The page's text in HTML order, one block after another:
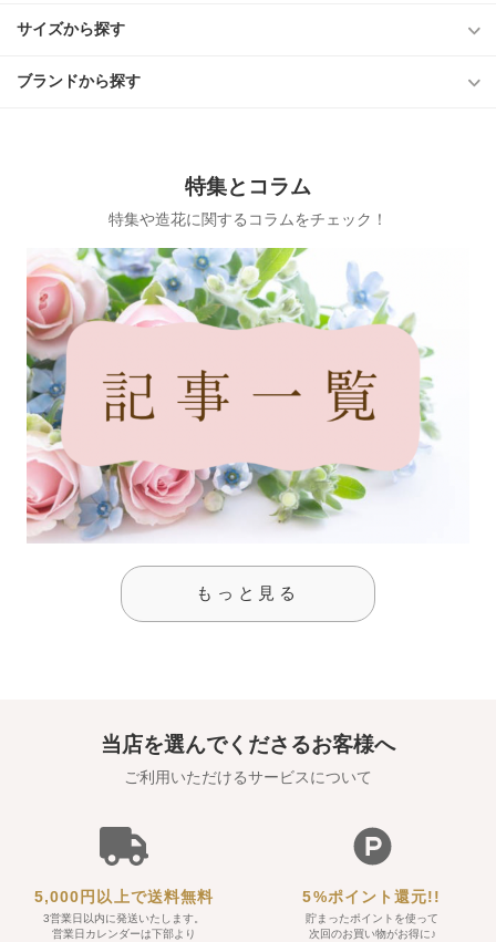
サイズから探す
ブランドから探す
特集とコラム
特集や造花に関するコラムをチェック！
もっと見る
当店を選んでくださるお客様へ
ご利用いただけるサービスについて
5,000円以上で送料無料
3営業日以内に発送いたします。
営業日カレンダーは下部より
5%ポイント還元!!
貯まったポイントを使って
次回のお買い物がお得に♪